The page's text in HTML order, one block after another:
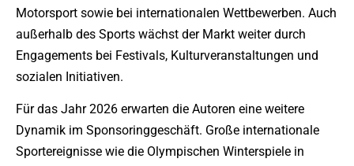
Motorsport sowie bei internationalen Wettbewerben. Auch
außerhalb des Sports wächst der Markt weiter durch
Engagements bei Festivals, Kulturveranstaltungen und
sozialen Initiativen.
Für das Jahr 2026 erwarten die Autoren eine weitere
Dynamik im Sponsoringgeschäft. Große internationale
Sportereignisse wie die Olympischen Winterspiele in